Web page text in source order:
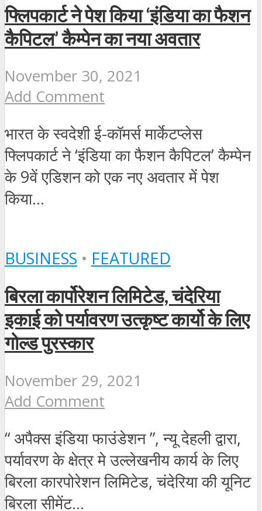
फ्लिपकार्ट ने पेश किया ‘इंडिया का फैशन
कैपिटल’ कैम्‍पेन का नया अवतार
November 30, 2021
Add Comment
भारत के स्‍वदेशी ई-कॉमर्स मार्केटप्‍लेस
फ्लिपकार्ट ने ‘इंडिया का फैशन कैपिटल’ कैम्‍पेन
के 9वें एडिशन को एक नए अवतार में पेश
किया...
BUSINESS • FEATURED
बिरला कार्पोरेशन लिमिटेड, चंदेरिया
इकाई को पर्यावरण उत्कृष्ट कार्यो के लिए
गोल्ड पुरस्कार
November 29, 2021
Add Comment
“ अपैक्स इंडिया फाउंडेशन ”, न्यू देहली द्वारा,
पर्यावरण के क्षेत्र मे उल्लेखनीय कार्य के लिए
बिरला कारपोरेशन लिमिटेड, चंदेरिया की यूनिट
बिरला सीमेंट...